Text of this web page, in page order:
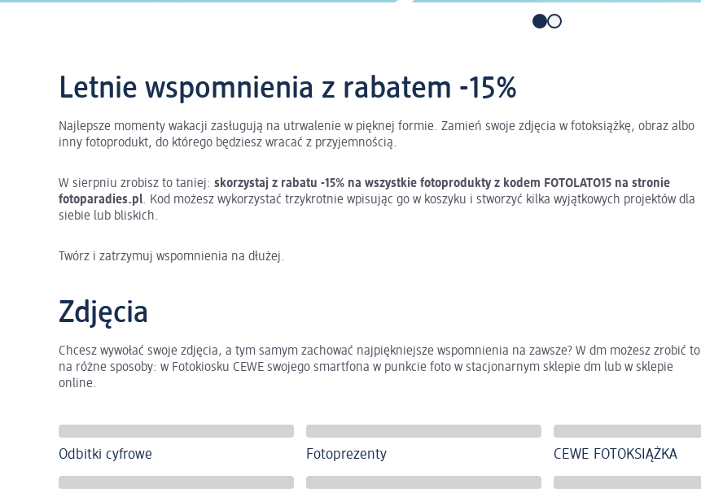
Letnie wspomnienia z rabatem -15%
Najlepsze momenty wakacji zasługują na utrwalenie w pięknej formie. Zamień swoje zdjęcia w fotoksiążkę, obraz albo
inny fotoprodukt, do którego będziesz wracać z przyjemnością.
W sierpniu zrobisz to taniej: skorzystaj z rabatu -15% na wszystkie fotoprodukty z kodem FOTOLATO15 na stronie
fotoparadies.pl. Kod możesz wykorzystać trzykrotnie wpisując go w koszyku i stworzyć kilka wyjątkowych projektów dla
siebie lub bliskich.
Twórz i zatrzymuj wspomnienia na dłużej.
Zdjęcia
Chcesz wywołać swoje zdjęcia, a tym samym zachować najpiękniejsze wspomnienia na zawsze? W dm możesz zrobić to
na różne sposoby: w Fotokiosku CEWE swojego smartfona w punkcie foto w stacjonarnym sklepie dm lub w sklepie
online.
Odbitki cyfrowe Fotoprezenty CEWE FOTOKSIĄŻKA